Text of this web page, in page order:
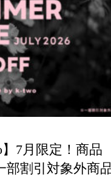
】7月限定！商品
部割引対象外商